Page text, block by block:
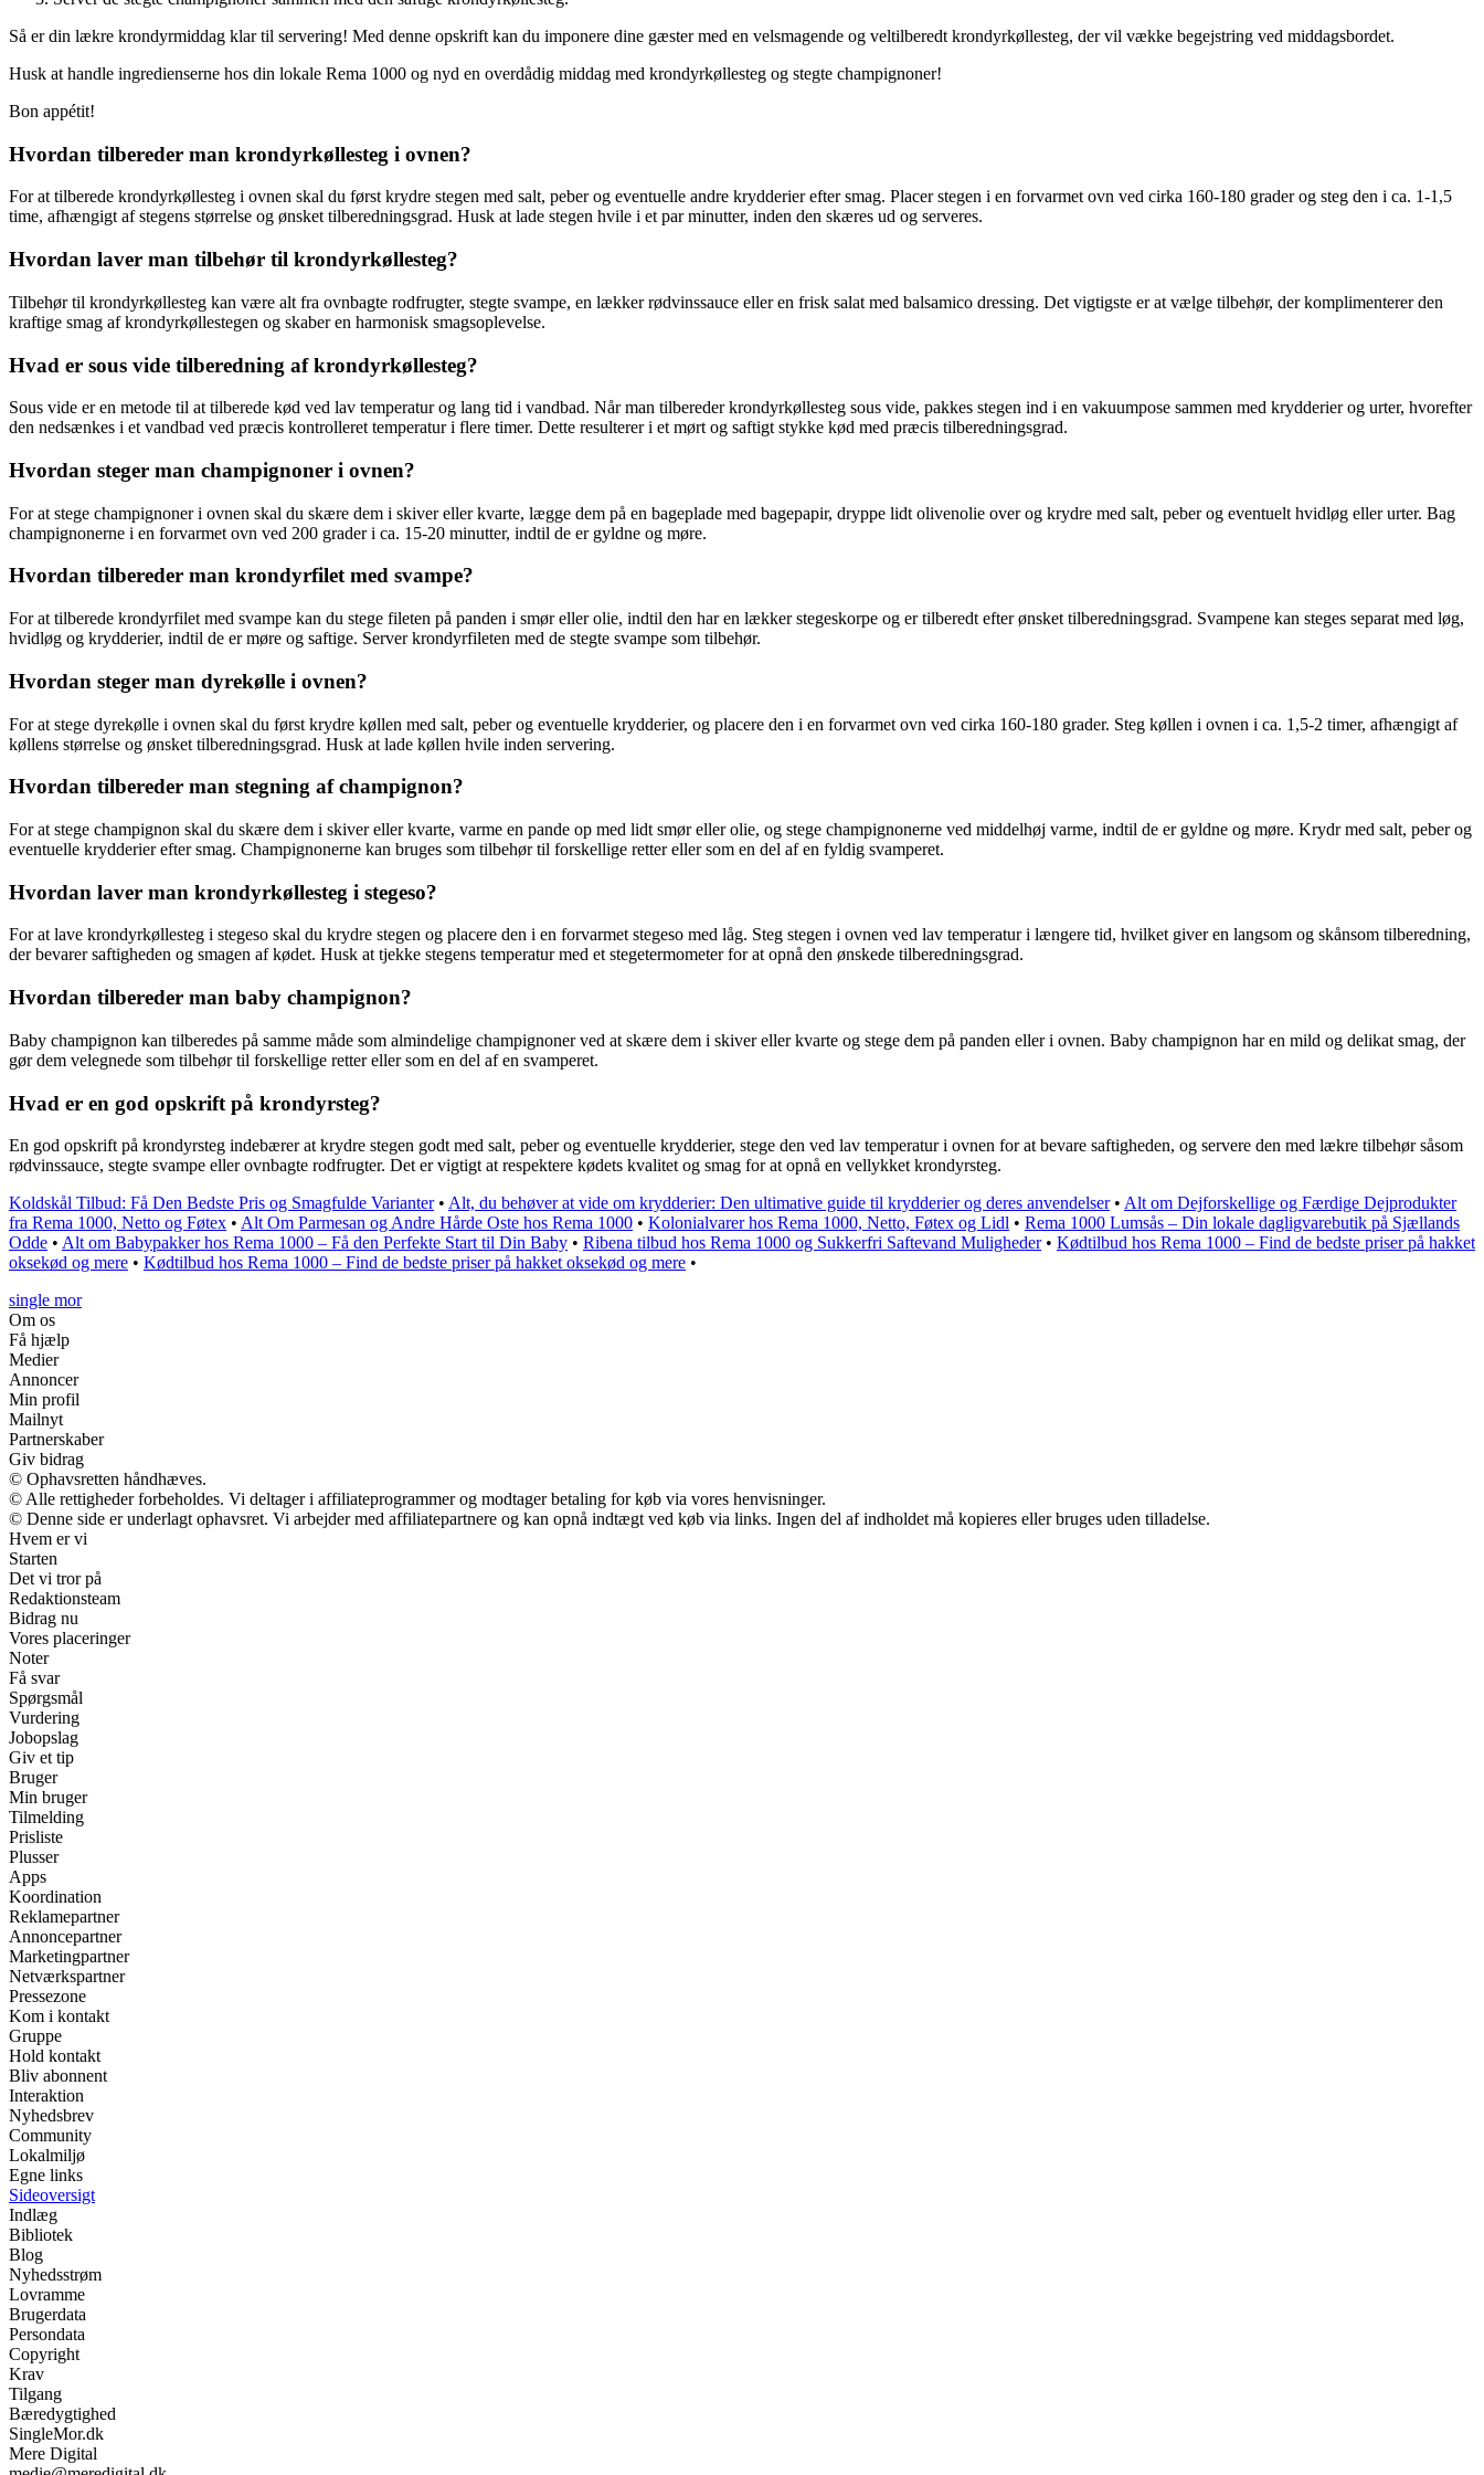
Så er din lækre krondyrmiddag klar til servering! Med denne opskrift kan du imponere dine gæster med en velsmagende og veltilberedt krondyrkøllesteg, der vil vække begejstring ved middagsbordet.
Husk at handle ingredienserne hos din lokale Rema 1000 og nyd en overdådig middag med krondyrkøllesteg og stegte champignoner!
Bon appétit!
Hvordan tilbereder man krondyrkøllesteg i ovnen?
For at tilberede krondyrkøllesteg i ovnen skal du først krydre stegen med salt, peber og eventuelle andre krydderier efter smag. Placer stegen i en forvarmet ovn ved cirka 160-180 grader og steg den i ca. 1-1,5
time, afhængigt af stegens størrelse og ønsket tilberedningsgrad. Husk at lade stegen hvile i et par minutter, inden den skæres ud og serveres.
Hvordan laver man tilbehør til krondyrkøllesteg?
Tilbehør til krondyrkøllesteg kan være alt fra ovnbagte rodfrugter, stegte svampe, en lækker rødvinssauce eller en frisk salat med balsamico dressing. Det vigtigste er at vælge tilbehør, der komplimenterer den
kraftige smag af krondyrkøllestegen og skaber en harmonisk smagsoplevelse.
Hvad er sous vide tilberedning af krondyrkøllesteg?
Sous vide er en metode til at tilberede kød ved lav temperatur og lang tid i vandbad. Når man tilbereder krondyrkøllesteg sous vide, pakkes stegen ind i en vakuumpose sammen med krydderier og urter, hvorefter
den nedsænkes i et vandbad ved præcis kontrolleret temperatur i flere timer. Dette resulterer i et mørt og saftigt stykke kød med præcis tilberedningsgrad.
Hvordan steger man champignoner i ovnen?
For at stege champignoner i ovnen skal du skære dem i skiver eller kvarte, lægge dem på en bageplade med bagepapir, dryppe lidt olivenolie over og krydre med salt, peber og eventuelt hvidløg eller urter. Bag
champignonerne i en forvarmet ovn ved 200 grader i ca. 15-20 minutter, indtil de er gyldne og møre.
Hvordan tilbereder man krondyrfilet med svampe?
For at tilberede krondyrfilet med svampe kan du stege fileten på panden i smør eller olie, indtil den har en lækker stegeskorpe og er tilberedt efter ønsket tilberedningsgrad. Svampene kan steges separat med løg,
hvidløg og krydderier, indtil de er møre og saftige. Server krondyrfileten med de stegte svampe som tilbehør.
Hvordan steger man dyrekølle i ovnen?
For at stege dyrekølle i ovnen skal du først krydre køllen med salt, peber og eventuelle krydderier, og placere den i en forvarmet ovn ved cirka 160-180 grader. Steg køllen i ovnen i ca. 1,5-2 timer, afhængigt af
køllens størrelse og ønsket tilberedningsgrad. Husk at lade køllen hvile inden servering.
Hvordan tilbereder man stegning af champignon?
For at stege champignon skal du skære dem i skiver eller kvarte, varme en pande op med lidt smør eller olie, og stege champignonerne ved middelhøj varme, indtil de er gyldne og møre. Krydr med salt, peber og
eventuelle krydderier efter smag. Champignonerne kan bruges som tilbehør til forskellige retter eller som en del af en fyldig svamperet.
Hvordan laver man krondyrkøllesteg i stegeso?
For at lave krondyrkøllesteg i stegeso skal du krydre stegen og placere den i en forvarmet stegeso med låg. Steg stegen i ovnen ved lav temperatur i længere tid, hvilket giver en langsom og skånsom tilberedning,
der bevarer saftigheden og smagen af kødet. Husk at tjekke stegens temperatur med et stegetermometer for at opnå den ønskede tilberedningsgrad.
Hvordan tilbereder man baby champignon?
Baby champignon kan tilberedes på samme måde som almindelige champignoner ved at skære dem i skiver eller kvarte og stege dem på panden eller i ovnen. Baby champignon har en mild og delikat smag, der
gør dem velegnede som tilbehør til forskellige retter eller som en del af en svamperet.
Hvad er en god opskrift på krondyrsteg?
En god opskrift på krondyrsteg indebærer at krydre stegen godt med salt, peber og eventuelle krydderier, stege den ved lav temperatur i ovnen for at bevare saftigheden, og servere den med lækre tilbehør såsom
rødvinssauce, stegte svampe eller ovnbagte rodfrugter. Det er vigtigt at respektere kødets kvalitet og smag for at opnå en vellykket krondyrsteg.
Koldskål Tilbud: Få Den Bedste Pris og Smagfulde Varianter• Alt, du behøver at vide om krydderier: Den ultimative guide til krydderier og deres anvendelser• Alt om Dejforskellige og Færdige Dejprodukter
fra Rema 1000, Netto og Føtex • Alt Om Parmesan og Andre Hårde Oste hos Rema 1000 • Kolonialvarer hos Rema 1000, Netto, Føtex og Lidl • Rema 1000 Lumsås – Din lokale dagligvarebutik på Sjællands
Odde • Alt om Babypakker hos Rema 1000 – Få den Perfekte Start til Din Baby • Ribena tilbud hos Rema 1000 og Sukkerfri Saftevand Muligheder• Kødtilbud hos Rema 1000 – Find de bedste priser på hakket
oksekød og mere • Kødtilbud hos Rema 1000 – Find de bedste priser på hakket oksekød og mere •
single mor
Om os
Få hjælp
Medier
Annoncer
Min profil
Mailnyt
Partnerskaber
Giv bidrag
© Ophavsretten håndhæves.
© Alle rettigheder forbeholdes. Vi deltager i affiliateprogrammer og modtager betaling for køb via vores henvisninger.
© Denne side er underlagt ophavsret. Vi arbejder med affiliatepartnere og kan opnå indtægt ved køb via links. Ingen del af indholdet må kopieres eller bruges uden tilladelse.
Hvem er vi
Starten
Det vi tror på
Redaktionsteam
Bidrag nu
Vores placeringer
Noter
Få svar
Spørgsmål
Vurdering
Jobopslag
Giv et tip
Bruger
Min bruger
Tilmelding
Prisliste
Plusser
Apps
Koordination
Reklamepartner
Annoncepartner
Marketingpartner
Netværkspartner
Pressezone
Kom i kontakt
Gruppe
Hold kontakt
Bliv abonnent
Interaktion
Nyhedsbrev
Community
Lokalmiljø
Egne links
Sideoversigt
Indlæg
Bibliotek
Blog
Nyhedsstrøm
Lovramme
Brugerdata
Persondata
Copyright
Krav
Tilgang
Bæredygtighed
SingleMor.dk
Mere Digital